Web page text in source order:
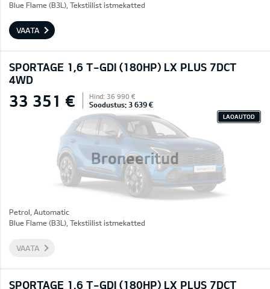
Blue Flame (B3L), Tekstiilist istmekatted
VAATA
SPORTAGE 1,6 T-GDI (180HP) LX PLUS 7DCT
4WD
Broneeritud
33 351 € Hind: 36 990 €
Soodustus: 3 639 €
LAOAUTOD
Petrol, Automatic
Blue Flame (B3L), Tekstiilist istmekatted
VAATA
SPORTAGE 1,6 T-GDI (180HP) LX PLUS 7DCT